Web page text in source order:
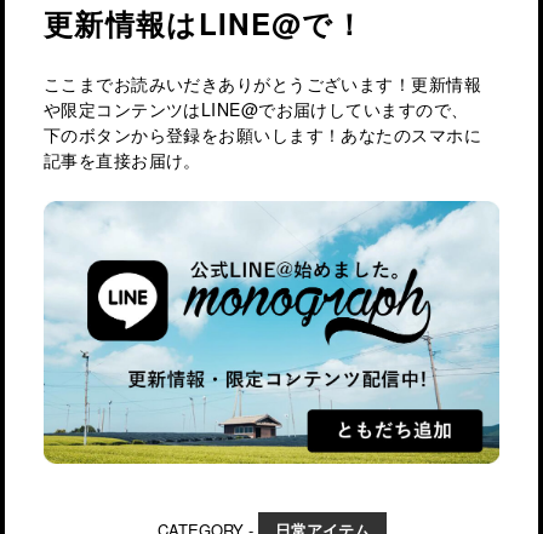
更新情報はLINE@で！
ここまでお読みいだきありがとうございます！更新情報
や限定コンテンツはLINE@でお届けしていますので、
下のボタンから登録をお願いします！あなたのスマホに
記事を直接お届け。